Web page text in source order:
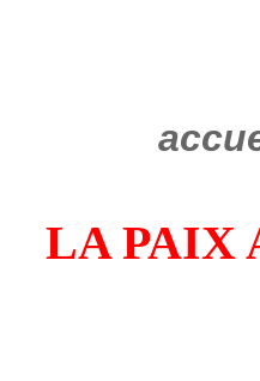
LA PAIX